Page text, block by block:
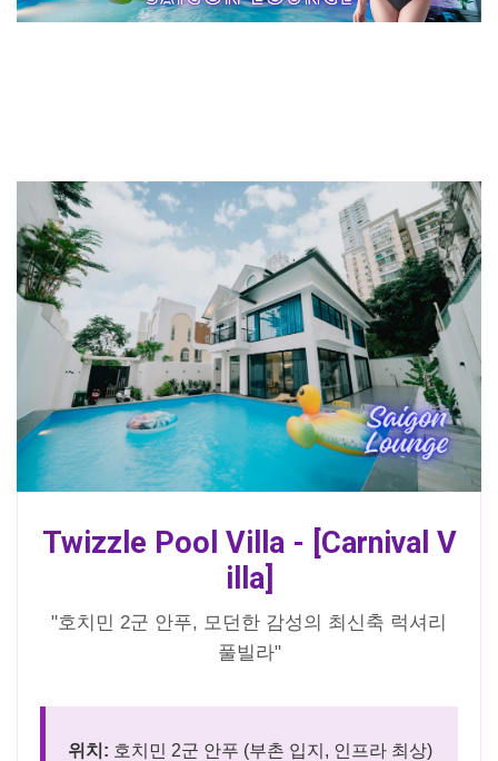
Twizzle Pool Villa - [Carnival V
illa]
"호치민 2군 안푸, 모던한 감성의 최신축 럭셔리
풀빌라"
위치: 호치민 2군 안푸 (부촌 입지, 인프라 최상)